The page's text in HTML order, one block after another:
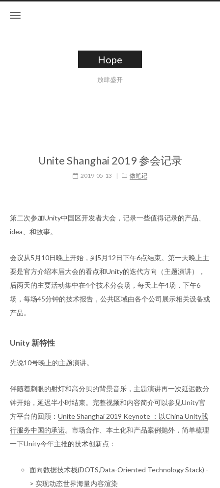
Hope
放肆盛开
Unite Shanghai 2019 参会记录
2019-05-13 | 做笔记
第二次参加Unity中国区开发者大会，记录一些值得记录的产品、
idea、和故事。
会议从5月10日晚上开始，到5月12日下午6点结束。第一天晚上主
要是官方介绍本届大会的看点和Unity的迭代方向（主题演讲），
后两天的主要活动集中在4个技术分会场，每天上午4场，下午6
场，每场45分钟的技术报告，公共区域由各个公司展示相关设备或
产品。
Unity 新特性
先说10号晚上的主题演讲。
伴随着刺眼的射灯和高分贝的背景音乐，主题演讲再一次延迟数分
钟开始，延迟半小时结束。完整视频和内容简介可以参见Unity官
方平台的回顾： Unite Shanghai 2019 Keynote ：以China Unity践
行服务中国的承诺。市场合作、本土化和产品案例抛外，简单梳理
一下Unity今年主推的技术创新点：
面向数据技术栈(DOTS,Data-Oriented Technology Stack) -
> 实现动态世界海量内容渲染